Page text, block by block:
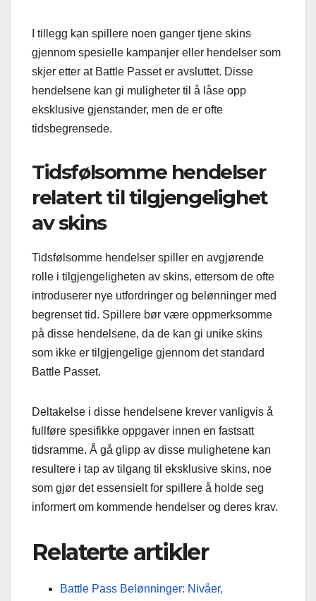
I tillegg kan spillere noen ganger tjene skins
gjennom spesielle kampanjer eller hendelser som
skjer etter at Battle Passet er avsluttet. Disse
hendelsene kan gi muligheter til å låse opp
eksklusive gjenstander, men de er ofte
tidsbegrensede.
Tidsfølsomme hendelser
relatert til tilgjengelighet
av skins
Tidsfølsomme hendelser spiller en avgjørende
rolle i tilgjengeligheten av skins, ettersom de ofte
introduserer nye utfordringer og belønninger med
begrenset tid. Spillere bør være oppmerksomme
på disse hendelsene, da de kan gi unike skins
som ikke er tilgjengelige gjennom det standard
Battle Passet.
Deltakelse i disse hendelsene krever vanligvis å
fullføre spesifikke oppgaver innen en fastsatt
tidsramme. Å gå glipp av disse mulighetene kan
resultere i tap av tilgang til eksklusive skins, noe
som gjør det essensielt for spillere å holde seg
informert om kommende hendelser og deres krav.
Relaterte artikler
Battle Pass Belønninger: Nivåer,